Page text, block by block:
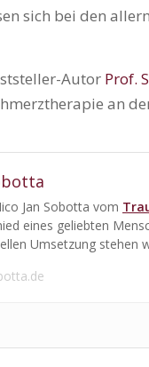
sich bei den
Autor Prof.
an
Jan Sobotta vom
eines geliebten
Umsetzung stehen